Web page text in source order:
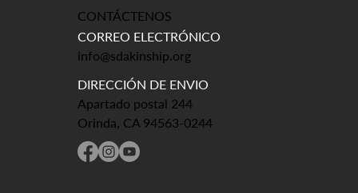
CONTÁCTENOS
CORREO ELECTRÓNICO
info@sdakinship.org
DIRECCIÓN DE ENVIO
Apartado postal 244
Orinda, CA 94563-0244